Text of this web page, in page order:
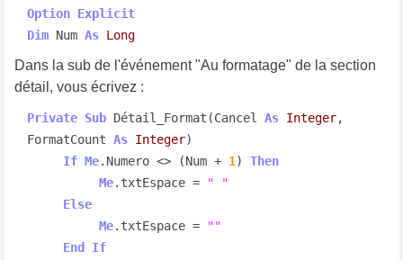
Option Explicit
Dim Num As Long
Dans la sub de l'événement "Au formatage" de la section
détail, vous écrivez :
Private Sub Détail_Format(Cancel As Integer,
FormatCount As Integer)
If Me.Numero <> (Num + 1 ) Then
Me.txtEspace =
" "
Else
Me.txtEspace =
""
End If